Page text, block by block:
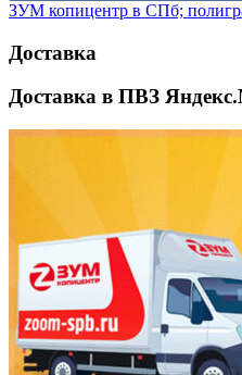
ЗУМ копицентр в СПб;
Доставка
Доставка в ПВЗ